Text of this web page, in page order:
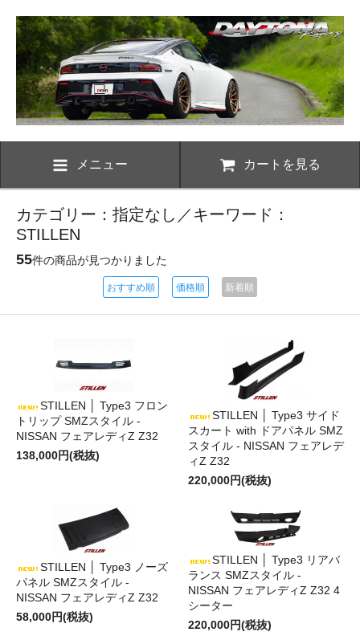
メニュー カートを見る
カテゴリー：指定なし／キーワード：
STILLEN
55件の商品が見つかりました
おすすめ順 価格順 新着順
STILLEN │ Type3 フロン
トリップ SMZスタイル -
NISSAN フェアレディZ Z32
138,000円(税抜)
STILLEN │ Type3 サイド
スカート with ドアパネル SMZ
スタイル - NISSAN フェアレデ
ィZ Z32
220,000円(税抜)
STILLEN │ Type3 ノーズ
パネル SMZスタイル -
NISSAN フェアレディZ Z32
58,000円(税抜)
STILLEN │ Type3 リアバ
ランス SMZスタイル -
NISSAN フェアレディZ Z32 4
シーター
220,000円(税抜)